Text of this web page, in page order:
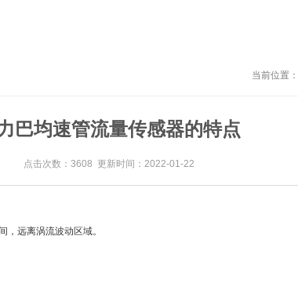
当前位置：
巴均速管流量传感器的特点
点击次数：3608 更新时间：2022-01-22
，远离涡流波动区域。